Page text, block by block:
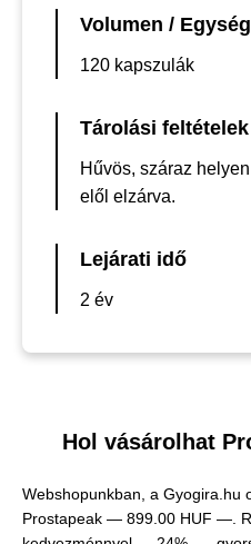
Volumen /
120 kapszulák
Tárolási feltételek
Hűvös, száraz
elől elzárva.
Lejárati idő
2 év
Hol vásárolhat
Webshopunkban, a Gyogira.hu
Prostapeak — 899.00 HUF — .